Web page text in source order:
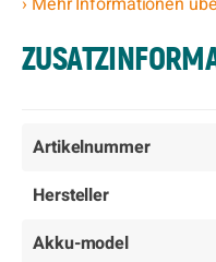
Artikelnummer
Hersteller
Akku-model